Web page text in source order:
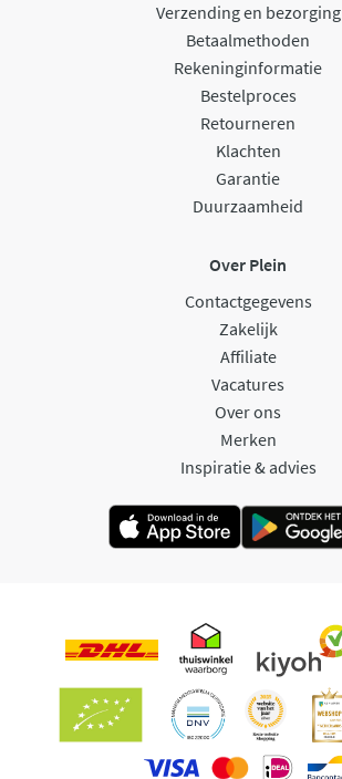
Verzending en bezorging
Betaalmethoden
Rekeninginformatie
Bestelproces
Retourneren
Klachten
Garantie
Duurzaamheid
Over Plein
Contactgegevens
Zakelijk
Affiliate
Vacatures
Over ons
Merken
Inspiratie & advies